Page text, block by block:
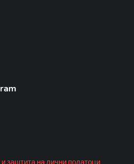
заштита на лични податоци